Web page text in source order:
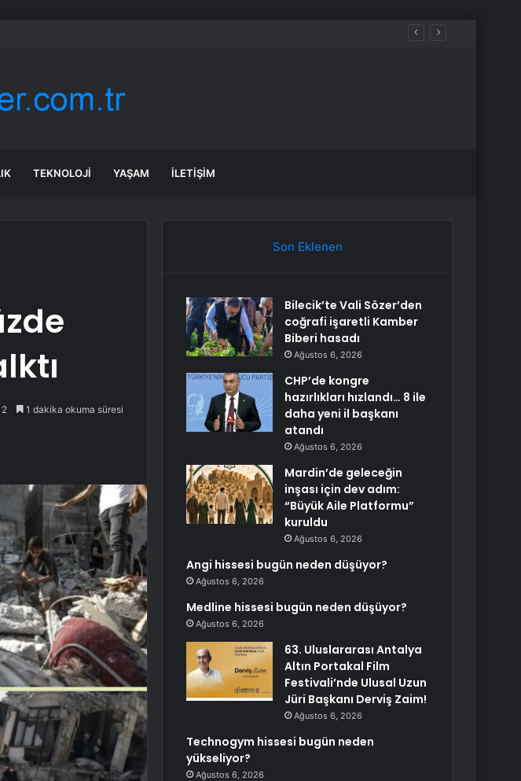
yeni il başkanı atandı
TEKNOLOJI YAŞAM İLETIŞIM
2 1 dakika okuma süresi
Son Eklenen
Bilecik’te Vali Sözer’den
coğrafi işaretli Kamber
Biberi hasadı
Ağustos 6, 2026
CHP’de kongre
hazırlıkları hızlandı… 8 ile
daha yeni il başkanı
atandı
Ağustos 6, 2026
Mardin’de geleceğin
inşası için dev adım:
“Büyük Aile Platformu”
kuruldu
Ağustos 6, 2026
Angi hissesi bugün neden düşüyor?
Ağustos 6, 2026
Medline hissesi bugün neden düşüyor?
Ağustos 6, 2026
63. Uluslararası Antalya
Altın Portakal Film
Festivali’nde Ulusal Uzun
Jüri Başkanı Derviş Zaim!
Ağustos 6, 2026
Technogym hissesi bugün neden
yükseliyor?
Ağustos 6, 2026